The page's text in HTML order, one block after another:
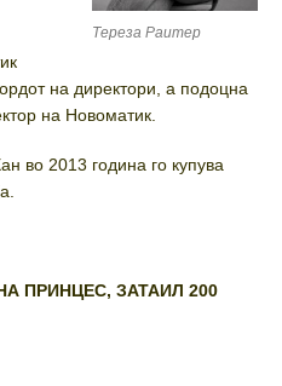
Тереза Раитер
на директори, а подоцна
на Новоматик.
во 2013 година го купува
ПРИНЦЕС, ЗАТАИЛ 200